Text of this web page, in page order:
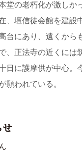
堂の老朽化が激しか
、壇信徒会館を建設
台にあり、遠くから
、正法寺の近くには
日に護摩供が中心。
願われている。
せ